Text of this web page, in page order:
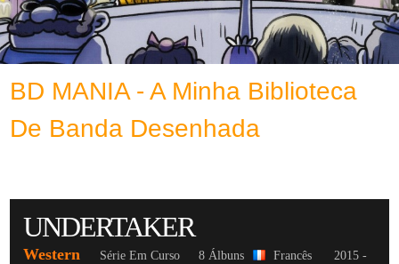
BD MANIA - A Minha Biblioteca
De Banda Desenhada
UNDERTAKER
Western Série Em Curso 8 Álbuns Francês
2015 -